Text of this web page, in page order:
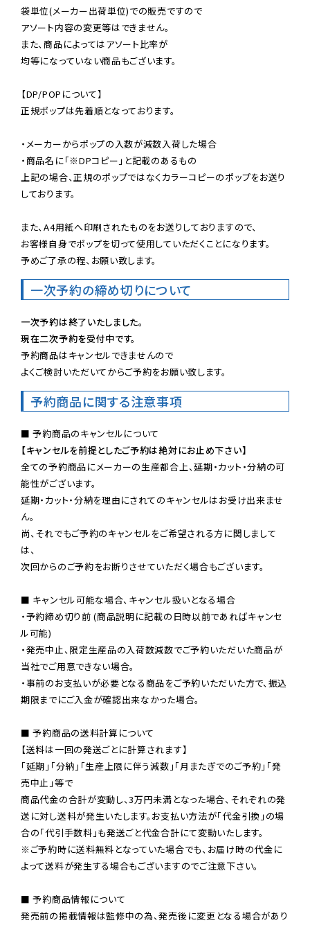
袋単位(メーカー出荷単位)での販売ですので
アソート内容の変更等はできません。
また、商品によってはアソート比率が
均等になっていない商品もございます。
【DP/POPについて】
正規ポップは先着順となっております。
・メーカーからポップの入数が減数入荷した場合
・商品名に「※DPコピー」と記載のあるもの
上記の場合、正規のポップではなくカラーコピーのポップをお送り
しております。
また、A4用紙へ印刷されたものをお送りしておりますので、
お客様自身でポップを切って使用していただくことになります。
予めご了承の程、お願い致します。
一次予約の締め切りについて
一次予約は終了いたしました。
現在二次予約を受付中です。
予約商品はキャンセルできませんので
よくご検討いただいてからご予約をお願い致します。
予約商品に関する注意事項
【キャンセルを前提としたご予約は絶対にお止め下さい】
全ての予約商品にメーカーの生産都合上、延期・カット・分納の可
能性がございます。
延期・カット・分納を理由にされてのキャンセルはお受け出来ませ
ん。
尚、それでもご予約のキャンセルをご希望される方に関しまして
は、
次回からのご予約をお断りさせていただく場合もございます。
■ キャンセル可能な場合、キャンセル扱いとなる場合
・予約締め切り前 (商品説明に記載の日時以前であればキャンセ
ル可能)
・発売中止、限定生産品の入荷数減数でご予約いただいた商品が
当社でご用意できない場合。
・事前のお支払いが必要となる商品をご予約いただいた方で、振込
期限までにご入金が確認出来なかった場合。
■ 予約商品の送料計算について
【送料は一回の発送ごとに計算されます】
「延期」「分納」「生産上限に伴う減数」「月またぎでのご予約」「発
売中止」等で
商品代金の合計が変動し、3万円未満となった場合、それぞれの発
送に対し送料が発生いたします。お支払い方法が「代金引換」の場
※ご予約時に送料無料となっていた場合でも、お届け時の代金に
よって送料が発生する場合もございますのでご注意下さい。
■ 予約商品情報について
発売前の掲載情報は監修中の為、発売後に変更となる場合があり